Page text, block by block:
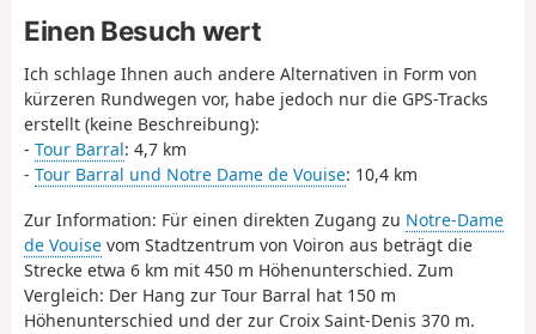
Einen Besuch wert
Ich schlage Ihnen auch andere Alternativen in Form von
kürzeren Rundwegen vor, habe jedoch nur die GPS-Tracks
erstellt (keine Beschreibung):
- Tour Barral: 4,7 km
- Tour Barral und Notre Dame de Vouise: 10,4 km
Zur Information: Für einen direkten Zugang zu Notre-Dame
de Vouise vom Stadtzentrum von Voiron aus beträgt die
Strecke etwa 6 km mit 450 m Höhenunterschied. Zum
Vergleich: Der Hang zur Tour Barral hat 150 m
Höhenunterschied und der zur Croix Saint-Denis 370 m.